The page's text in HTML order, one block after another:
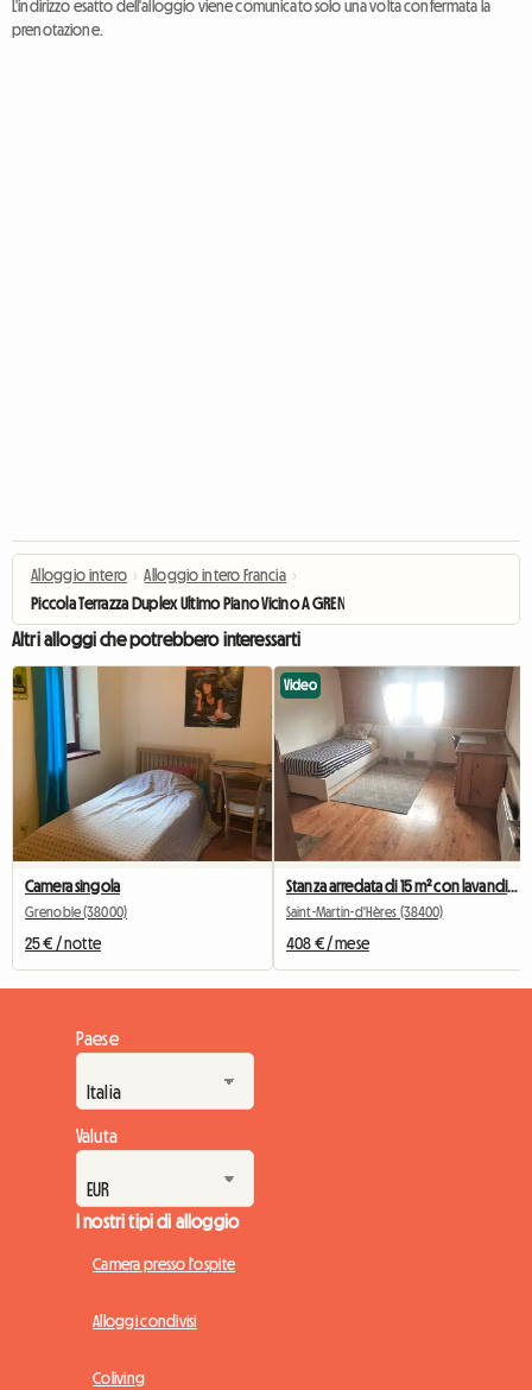
L'indirizzo esatto dell'alloggio viene comunicato solo una volta confermata la
prenotazione.
Alloggio intero › Alloggio intero Francia ›
Piccola Terrazza Duplex Ultimo Piano Vicino A GRENOBLE
Altri alloggi che potrebbero interessarti
Camera singola
Grenoble (38000)
25 € / notte
Video
Stanza arredata di 15 m² con lavandino e frigorifero personale
Saint-Martin-d'Hères (38400)
408 € / mese
Paese
Valuta
I nostri tipi di alloggio
Camera presso l'ospite
Alloggi condivisi
Coliving